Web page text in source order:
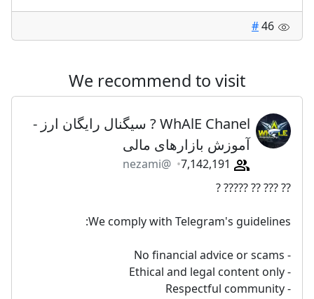
#
We recommend to visit
WhAlE Chanel ? سیگنال رایگان ارز -
آموزش بازارهای مالی
@nezami
?? ??? ?? ????? ?
We comply with Telegram's guidelines:
- No financial advice or scams
- Ethical and legal content only
- Respectful community